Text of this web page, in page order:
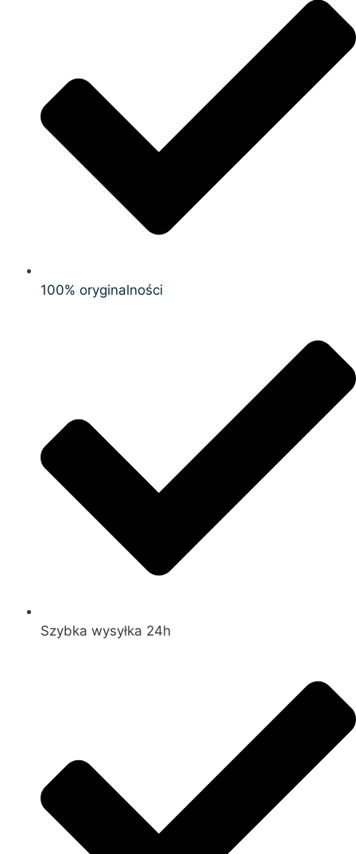
100% oryginalności
Szybka wysyłka 24h